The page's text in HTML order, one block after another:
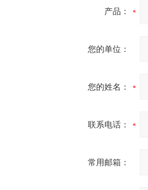
产品：
您的单位：
您的姓名：
联系电话：
常用邮箱：